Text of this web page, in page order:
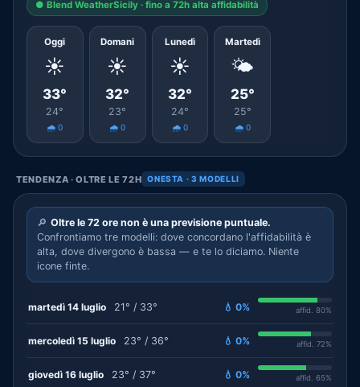
● Blend WeatherSicily · fino a 72h alta affidabilità
Oggi
☀️
33°
24°
🌧️ 0
Domani
☀️
32°
23°
🌧️ 0
Lunedì
☀️
32°
24°
🌧️ 0
Martedì
🌤️
25°
25°
🌧️ 0
TENDENZA · OLTRE LE 72H ONESTA · 3 MODELLI
🔎 Oltre le 72 ore non è una previsione puntuale.
Confrontiamo tre modelli: dove concordano l'affidabilità è
alta, dove divergono è bassa — e te lo diciamo. Niente
icone finte.
martedì 14 luglio 21° / 33° 💧 0% affid. 80%
mercoledì 15 luglio 23° / 36° 💧 0% affid. 72%
giovedì 16 luglio 23° / 37° 💧 0% affid. 65%